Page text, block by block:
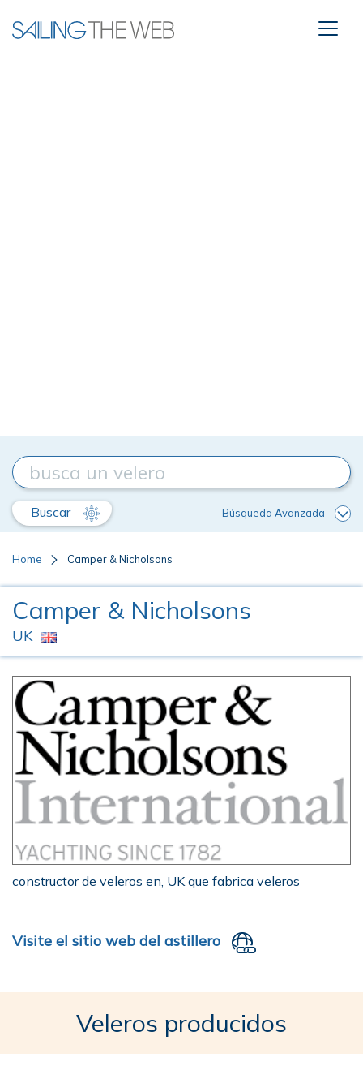
Buscar Búsqueda Avanzada
Home Camper & Nicholsons
Camper & Nicholsons
UK
constructor de veleros en, UK que fabrica veleros
Visite el sitio web del astillero
Veleros producidos